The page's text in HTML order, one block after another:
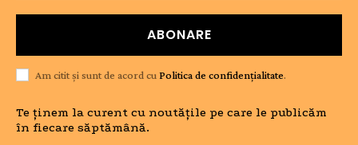
ABONARE
Am citit și sunt de acord cu Politica de confidențialitate.
Te ținem la curent cu noutățile pe care le publicăm
în fiecare săptămână.